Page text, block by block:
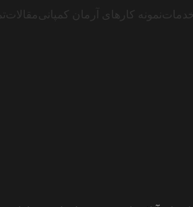
خدماتنمونه کارهای آرمان کمپانی مقالات